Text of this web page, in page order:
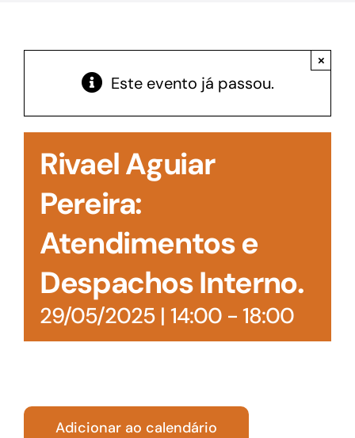
Acesso à Informação
Este evento já passou.
×
Rivael Aguiar
Pereira:
Atendimentos e
Despachos Interno.
29/05/2025 | 14:00- 18:00
Adicionar ao calendário